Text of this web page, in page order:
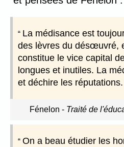
La médisance est
des lèvres du désœuvré,
constitue le vice capital
longues et inutiles. La
et déchire les réputations.
Fénelon - Traité de
On a beau étudier les